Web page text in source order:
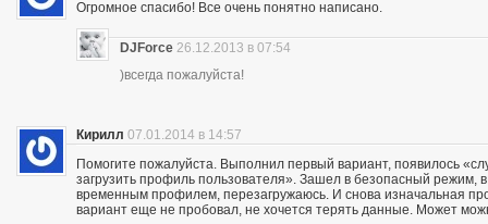
Огромное спасибо! Все очень понятно написано.
DJForce 26.12.2013 в 07:54
)всегда пожалуйста!
Кирилл 07.01.2014 в 14:57
Помогите пожалуйста. Выполнил первый вариант, появилось
загрузить профиль пользователя». Зашел в безопасный режим,
временным профилем, перезагружаюсь. И снова изначальная
вариант еще не пробовал, не хочется терять данные. Может